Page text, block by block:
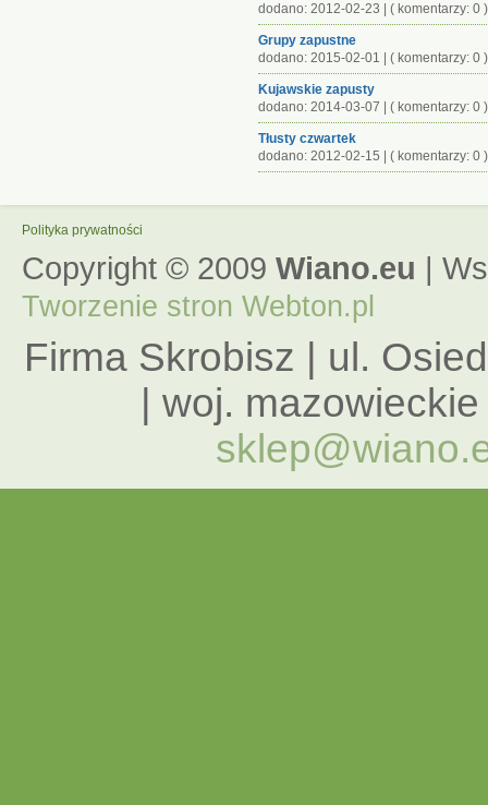
dodano: 2012-02-23 | ( komentarzy: 0 )
Grupy zapustne
dodano: 2015-02-01 | ( komentarzy: 0 )
Kujawskie zapusty
dodano: 2014-03-07 | ( komentarzy: 0 )
Tłusty czwartek
dodano: 2012-02-15 | ( komentarzy: 0 )
Polityka prywatności
Copyright © 2009 Wiano.eu |
Tworzenie stron Webton.pl
Firma Skrobisz | ul.
| woj.